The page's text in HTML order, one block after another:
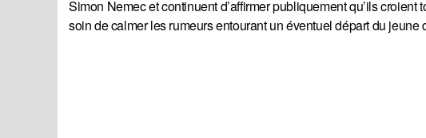
Simon Nemec et continuent d’affirmer publiquement qu’ils
soin de calmer les rumeurs entourant un éventuel départ du jeune